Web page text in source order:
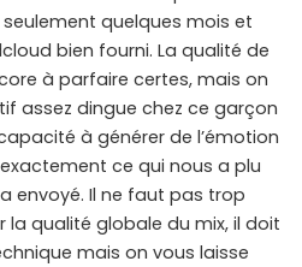
quelques mois et
bien fourni. La qualité de
à parfaire certes, mais on
assez dingue chez ce garçon
à générer de l’émotion
ce qui nous a plu
envoyé. Il ne faut pas trop
la qualité globale du mix, il doit
mais on vous laisse